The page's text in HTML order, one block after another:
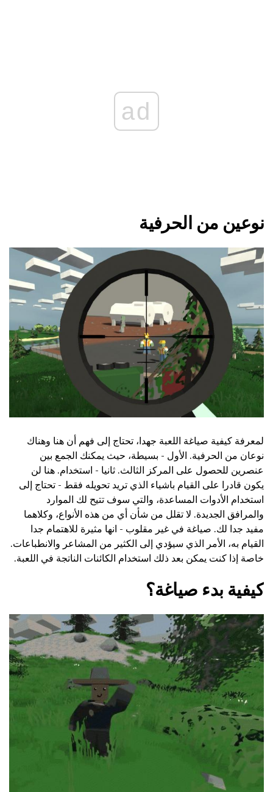
ad
نوعين من الحرفية
لمعرفة كيفية صياغة اللعبة جهدا، تحتاج إلى فهم أن هنا وهناك
نوعان من الحرفية. الأول - بسيطة، حيث يمكنك الجمع بين
عنصرين للحصول على المركز الثالث. ثانيا - استخدام. هنا لن
يكون قادرا على القيام باشياء الذي تريد تحويله فقط - تحتاج إلى
استخدام الأدوات المساعدة، والتي سوف تتيح لك الموارد
والمرافق الجديدة. لا تقلل من شأن أي من هذه الأنواع، وكلاهما
مفيد جدا لك. صياغة في غير مقلوب - انها مثيرة للاهتمام جدا
القيام به، الأمر الذي سيؤدي إلى الكثير من المشاعر والانطباعات.
خاصة إذا كنت يمكن بعد ذلك استخدام الكائنات الناتجة في اللعبة.
كيفية بدء صياغة؟